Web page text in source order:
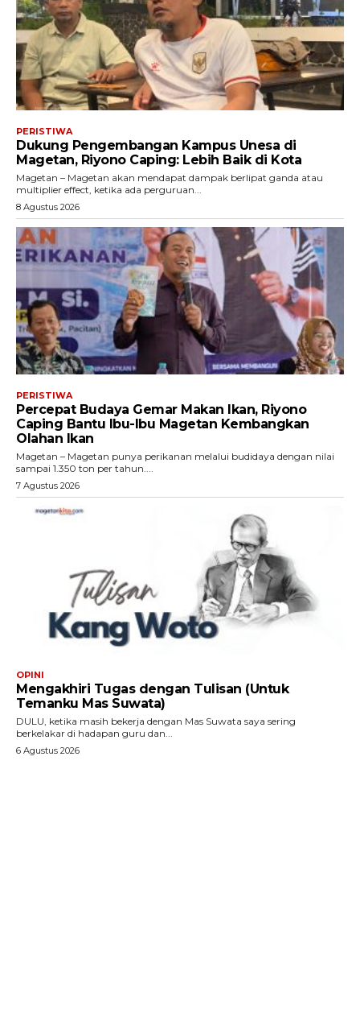
PERISTIWA
Dukung Pengembangan Kampus Unesa di
Magetan, Riyono Caping: Lebih Baik di Kota
Magetan – Magetan akan mendapat dampak berlipat ganda atau
multiplier effect, ketika ada perguruan...
8 Agustus 2026
PERISTIWA
Percepat Budaya Gemar Makan Ikan, Riyono
Caping Bantu Ibu-Ibu Magetan Kembangkan
Olahan Ikan
Magetan – Magetan punya perikanan melalui budidaya dengan nilai
sampai 1.350 ton per tahun....
7 Agustus 2026
OPINI
Mengakhiri Tugas dengan Tulisan (Untuk
Temanku Mas Suwata)
DULU, ketika masih bekerja dengan Mas Suwata saya sering
berkelakar di hadapan guru dan...
6 Agustus 2026